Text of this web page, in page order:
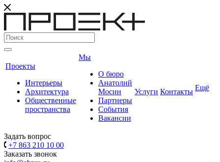
Проекты
Интерьеры
Архитектура
Общественные
пространства
Мы
О бюро
Анатолий
Мосин
Партнеры
События
Вакансии
Услуги Контакты Ещё
Задать вопрос
+7 863 210 10 00
Заказать звонок